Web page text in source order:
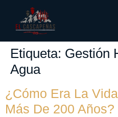
Etiqueta: Gestión
Agua
¿Cómo Era La
Más De 200 Años?